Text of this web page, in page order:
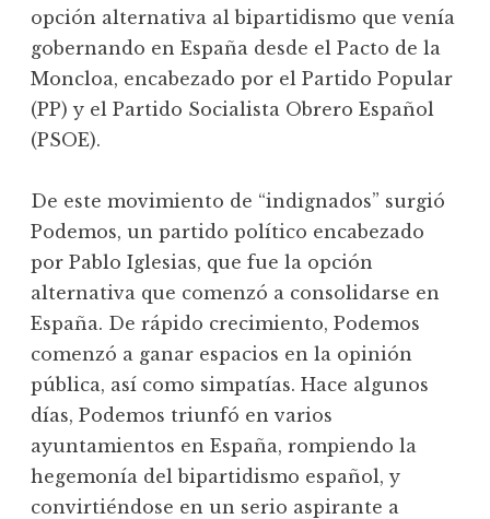
opción alternativa al bipartidismo que venía
gobernando en España desde el Pacto de la
Moncloa, encabezado por el Partido Popular
(PP) y el Partido Socialista Obrero Español
(PSOE).
De este movimiento de “indignados” surgió
Podemos, un partido político encabezado
por Pablo Iglesias, que fue la opción
alternativa que comenzó a consolidarse en
España. De rápido crecimiento, Podemos
comenzó a ganar espacios en la opinión
pública, así como simpatías. Hace algunos
días, Podemos triunfó en varios
ayuntamientos en España, rompiendo la
hegemonía del bipartidismo español, y
convirtiéndose en un serio aspirante a